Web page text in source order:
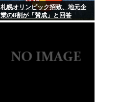
札幌オリンピック招致、地元企
業の8割が「賛成」と回答